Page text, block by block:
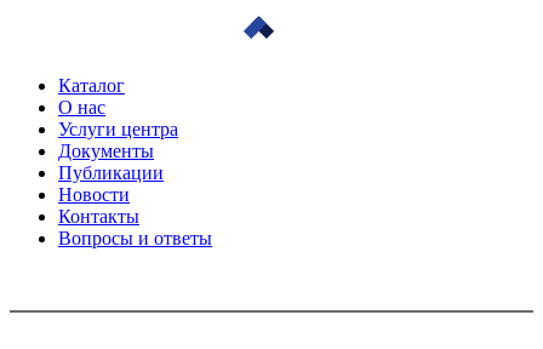
Каталог
О нас
Услуги центра
Документы
Публикации
Новости
Контакты
Вопросы и ответы